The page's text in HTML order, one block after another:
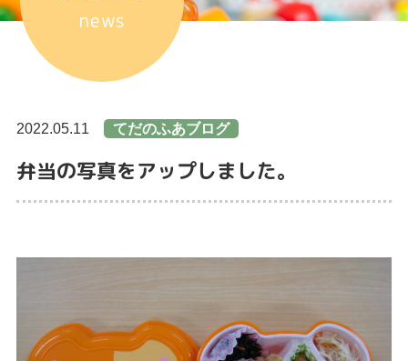
news
2022.05.11 てだのふあブログ
弁当の写真をアップしました。